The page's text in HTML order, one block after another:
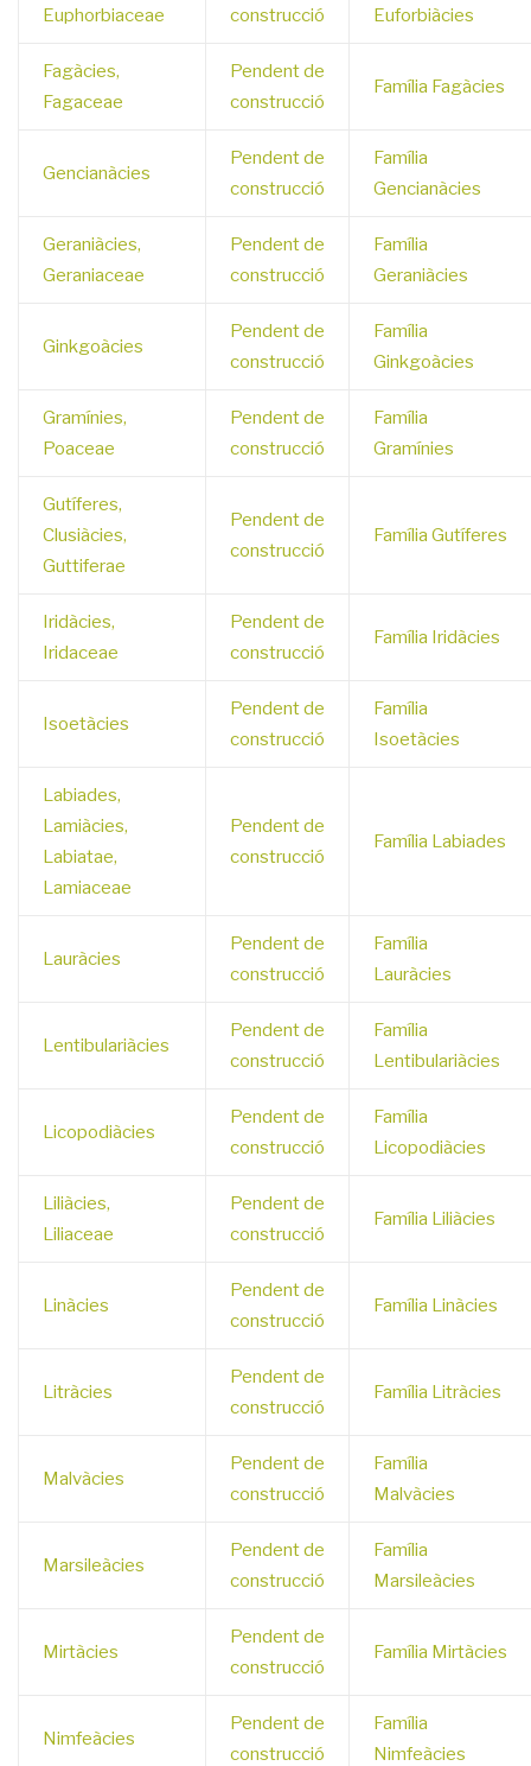
Euphorbiaceae construcció Euforbiàcies
Fagàcies,
Fagaceae
Pendent de
construcció
Família Fagàcies
Gencianàcies
Pendent de
construcció
Família
Gencianàcies
Geraniàcies,
Geraniaceae
Pendent de
construcció
Família
Geraniàcies
Ginkgoàcies
Pendent de
construcció
Família
Ginkgoàcies
Gramínies,
Poaceae
Pendent de
construcció
Família
Gramínies
Gutíferes,
Clusiàcies,
Guttiferae
Pendent de
construcció
Família Gutíferes
Iridàcies,
Iridaceae
Pendent de
construcció
Família Iridàcies
Isoetàcies
Pendent de
construcció
Família
Isoetàcies
Labiades,
Lamiàcies,
Labiatae,
Lamiaceae
Pendent de
construcció
Família Labiades
Lauràcies
Pendent de
construcció
Família
Lauràcies
Lentibulariàcies
Pendent de
construcció
Família
Lentibulariàcies
Licopodiàcies
Pendent de
construcció
Família
Licopodiàcies
Liliàcies,
Liliaceae
Pendent de
construcció
Família Liliàcies
Linàcies
Pendent de
construcció
Família Linàcies
Litràcies
Pendent de
construcció
Família Litràcies
Malvàcies
Pendent de
construcció
Família
Malvàcies
Marsileàcies
Pendent de
construcció
Família
Marsileàcies
Mirtàcies
Pendent de
construcció
Família Mirtàcies
Nimfeàcies
Pendent de
construcció
Família
Nimfeàcies